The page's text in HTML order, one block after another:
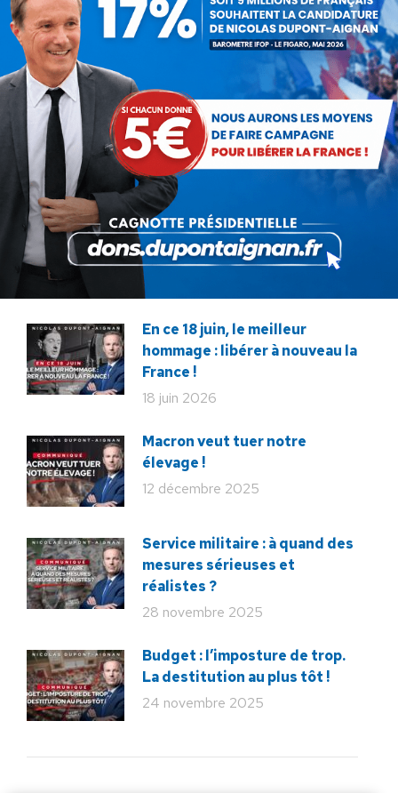
ARTICLES LIÉS
Communiqué : La protection
de nos enfants se joue sur le
terrain !
22 juillet 2026
Communiqué : Corse,
l’engrenage d’une France
fragmentée
26 juin 2026
En ce 18 juin, le meilleur
hommage : libérer à nouveau la
France !
18 juin 2026
Macron veut tuer notre
élevage !
12 décembre 2025
Service militaire : à quand des
mesures sérieuses et
réalistes ?
28 novembre 2025
Budget : l’imposture de trop.
La destitution au plus tôt !
24 novembre 2025